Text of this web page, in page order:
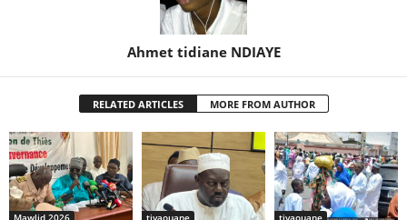
Ahmet tidiane NDIAYE
RELATED ARTICLES MORE FROM AUTHOR
Mawlid 2026 tivaouane tivaouane